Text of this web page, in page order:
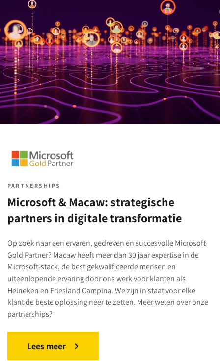
PARTNERSHIPS
Microsoft & Macaw: strategische
partners in digitale transformatie
Op zoek naar een ervaren, gedreven en succesvolle Microsoft
Gold Partner? Macaw heeft meer dan 30 jaar expertise in de
Microsoft-stack, de best gekwalificeerde mensen en
uiteenlopende ervaring door ons werk voor klanten als
Heineken en Friesland Campina. We zijn in staat voor elke
klant de beste oplossing neer te zetten. Meer weten over onze
partnerships?
Lees meer